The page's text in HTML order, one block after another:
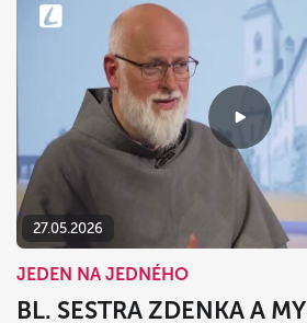
27.05.2026
JEDEN NA JEDNÉHO
BL. SESTRA ZDENKA A MY